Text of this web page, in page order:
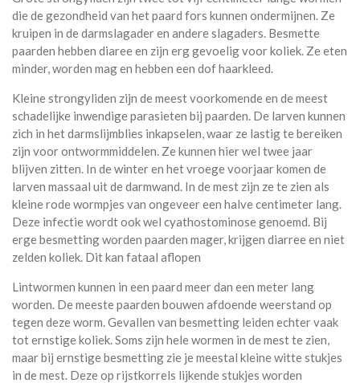
die de gezondheid van het paard fors kunnen ondermijnen. Ze
kruipen in de darmslagader en andere slagaders. Besmette
paarden hebben diaree en zijn erg gevoelig voor koliek. Ze eten
minder, worden mag en hebben een dof haarkleed.
Kleine strongyliden zijn de meest voorkomende en de meest
schadelijke inwendige parasieten bij paarden. De larven kunnen
zich in het darmslijmblies inkapselen, waar ze lastig te bereiken
zijn voor ontwormmiddelen. Ze kunnen hier wel twee jaar
blijven zitten. In de winter en het vroege voorjaar komen de
larven massaal uit de darmwand. In de mest zijn ze te zien als
kleine rode wormpjes van ongeveer een halve centimeter lang.
Deze infectie wordt ook wel cyathostominose genoemd. Bij
erge besmetting worden paarden mager, krijgen diarree en niet
zelden koliek. Dit kan fataal aflopen
Lintwormen kunnen in een paard meer dan een meter lang
worden. De meeste paarden bouwen afdoende weerstand op
tegen deze worm. Gevallen van besmetting leiden echter vaak
tot ernstige koliek. Soms zijn hele wormen in de mest te zien,
maar bij ernstige besmetting zie je meestal kleine witte stukjes
in de mest. Deze op rijstkorrels lijkende stukjes worden